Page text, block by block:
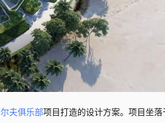
夫俱乐部项目打造的设计方案。项目坐落